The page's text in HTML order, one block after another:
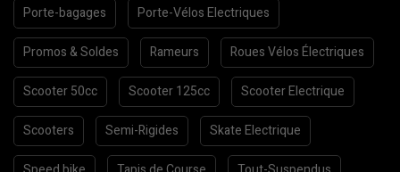
Porte-bagages Porte-Vélos Electriques
Promos & Soldes Rameurs Roues Vélos Électriques
Scooter 50cc Scooter 125cc Scooter Electrique
Scooters Semi-Rigides Skate Electrique